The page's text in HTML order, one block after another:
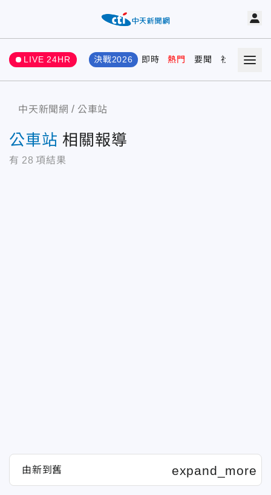
LIVE 24HR 決戰2026 即時 熱門 要聞 社會 娛樂
中天新聞網 公車站
公車站 相關報導
有 28 項結果